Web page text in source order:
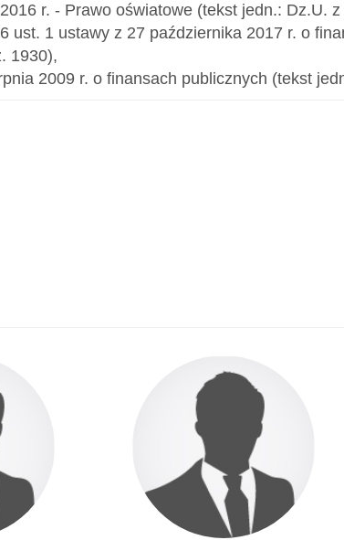
r. - Prawo oświatowe (tekst jedn.: Dz.U.
ust. 1 ustawy z 27 października 2017 r. o
1930),
2009 r. o finansach publicznych (tekst